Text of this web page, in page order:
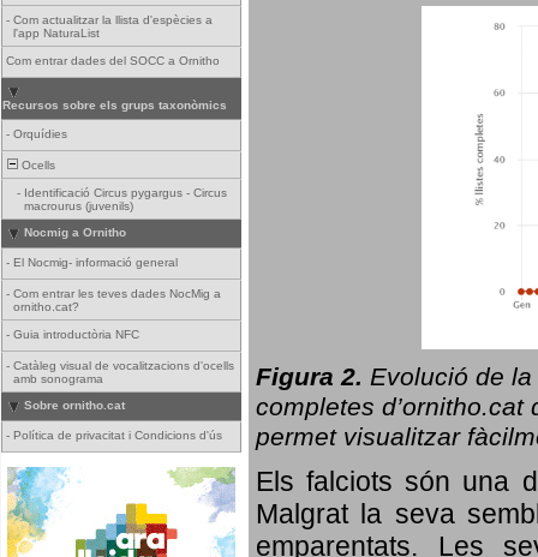
- Com actualitzar la llista d'espècies a
l'app NaturaList
Com entrar dades del SOCC a Ornitho
Recursos sobre els grups taxonòmics
- Orquídies
Ocells
- Identificació Circus pygargus - Circus
macrourus (juvenils)
Nocmig a Ornitho
- El Nocmig- informació general
- Com entrar les teves dades NocMig a
ornitho.cat?
- Guia introductòria NFC
- Catàleg visual de vocalitzacions d'ocells
amb sonograma
Sobre ornitho.cat
- Política de privacitat i Condicions d'ús
Figura 2. Evolució de la
completes d’ornitho.cat
permet visualitzar
Els falciots són una
Malgrat la seva
emparentats. Les